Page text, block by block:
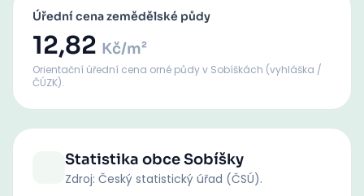
Úřední cena zemědělské půdy
12,82 Kč/m²
Orientační úřední cena orné půdyv Sobíškách (vyhláška /
ČÚZK).
Statistika obceSobíšky
Zdroj: Český statistický úřad (ČSÚ).